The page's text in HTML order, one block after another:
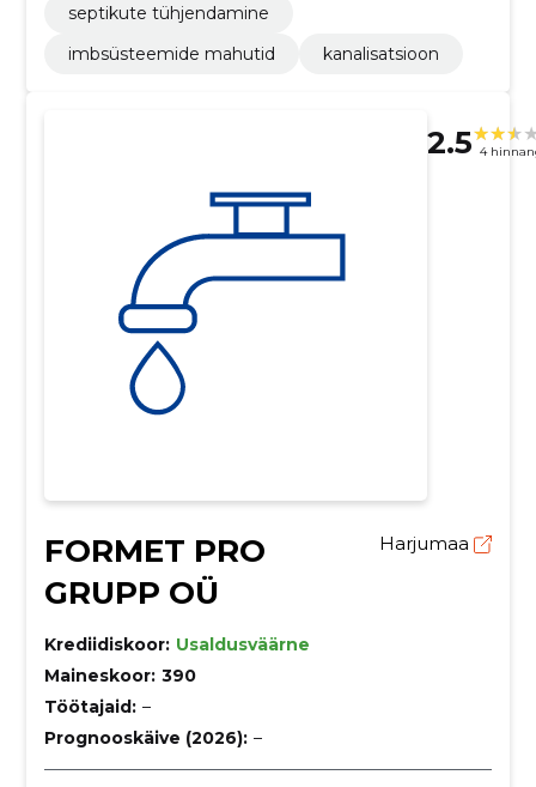
septikute tühjendamine
imbsüsteemide mahutid
kanalisatsioon
2.5 4
FORMET PRO
GRUPP OÜ
Harjumaa
Krediidiskoor: Usaldusväärne
Maineskoor: 390
Töötajaid: –
Prognooskäive (2026): –